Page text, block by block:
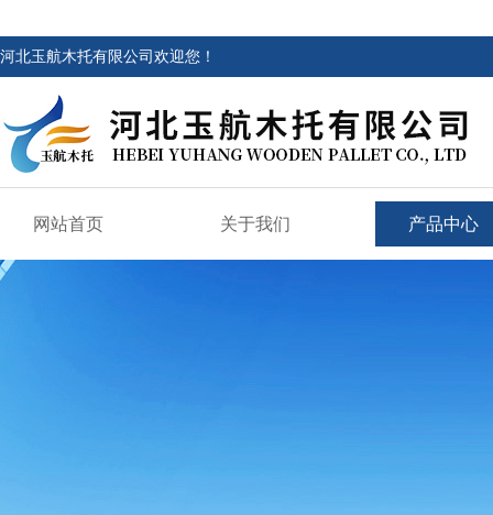
河北玉航木托有限公司欢迎您！
网站首页 关于我们 产品中心